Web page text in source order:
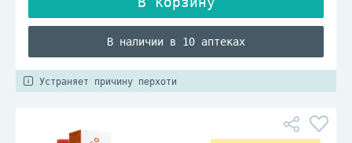
В наличии в 10 аптеках
Устраняет причину перхоти